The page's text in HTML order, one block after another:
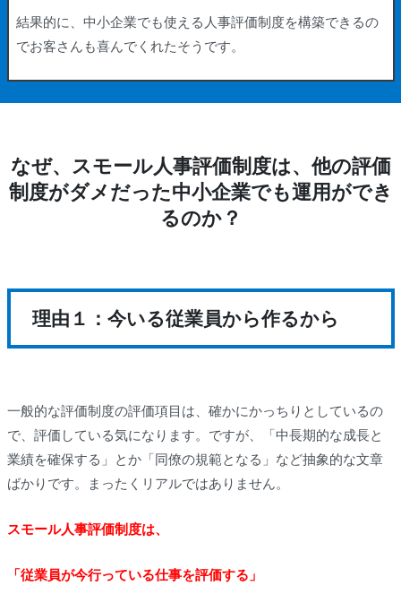
結果的に、中小企業でも使える人事評価制度を構築できるの
でお客さんも喜んでくれたそうです。
なぜ、スモール人事評価制度は、他の評価
制度がダメだった中小企業でも運用ができ
るのか？
理由１：今いる従業員から作るから
一般的な評価制度の評価項目は、確かにかっちりとしているの
で、評価している気になります。ですが、「中長期的な成長と
業績を確保する」とか「同僚の規範となる」など抽象的な文章
ばかりです。まったくリアルではありません。
スモール人事評価制度は、
「従業員が今行っている仕事を評価する」